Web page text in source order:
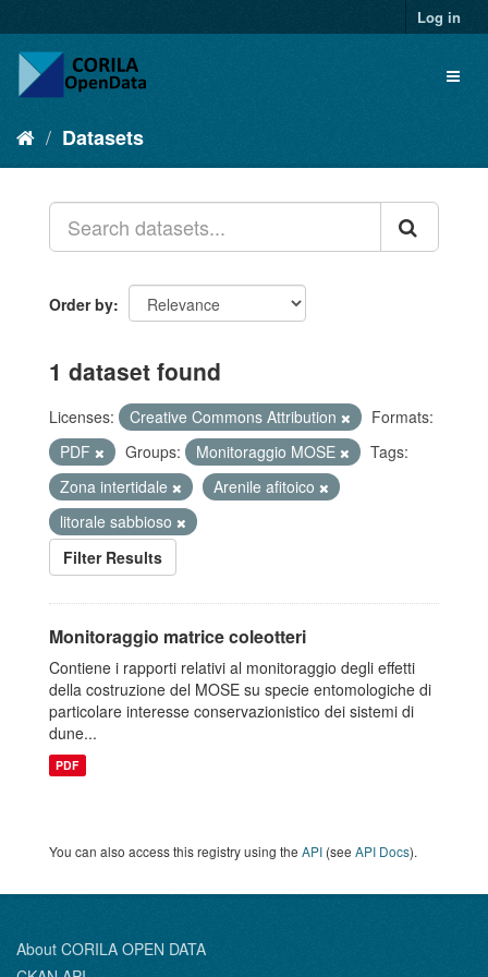
Log in
Datasets
Order by
1 dataset found
Licenses: Creative Commons Attribution
Formats:
PDF
Groups: Monitoraggio MOSE
Tags:
Zona intertidale
Arenile afitoico
litorale sabbioso
Filter Results
Monitoraggio matrice coleotteri
Contiene i rapporti relativi al monitoraggio degli effetti
della costruzione del MOSE su specie entomologiche di
particolare interesse conservazionistico dei sistemi di
dune...
PDF
You can also access this registry using the API (see API Docs).
About CORILA OPEN DATA